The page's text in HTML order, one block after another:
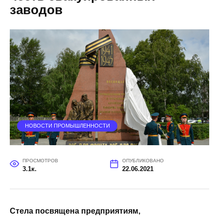
заводов
НОВОСТИ ПРОМЫШЛЕННОСТИ
ПРОСМОТРОВ
3.1к.
ОПУБЛИКОВАНО
22.06.2021
Стела посвящена предприятиям,